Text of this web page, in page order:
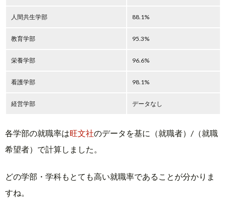
人間共生学部 88.1%
教育学部 95.3%
栄養学部 96.6%
看護学部 98.1%
経営学部 データなし
各学部の就職率は旺文社のデータを基に（就職者）/（就職
希望者）で計算しました。
どの学部・学科もとても高い就職率であることが分かりま
すね。